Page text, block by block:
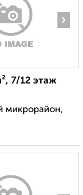
›
7/12 этаж
микрорайон,